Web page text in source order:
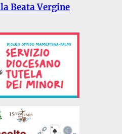
Beata Vergine